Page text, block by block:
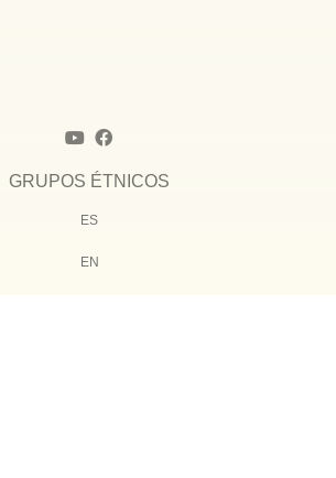
GRUPOS ÉTNICOS
ES
EN